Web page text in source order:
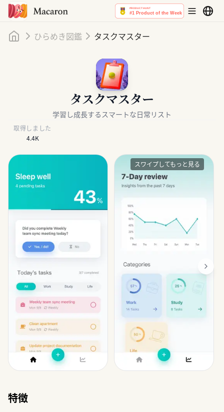
ホームひらめき図鑑 タスクマスター
タスクマスター
学習し成長するスマートな日常リスト
取得しました
4.4K
スワイプしてもっと見る
特徴